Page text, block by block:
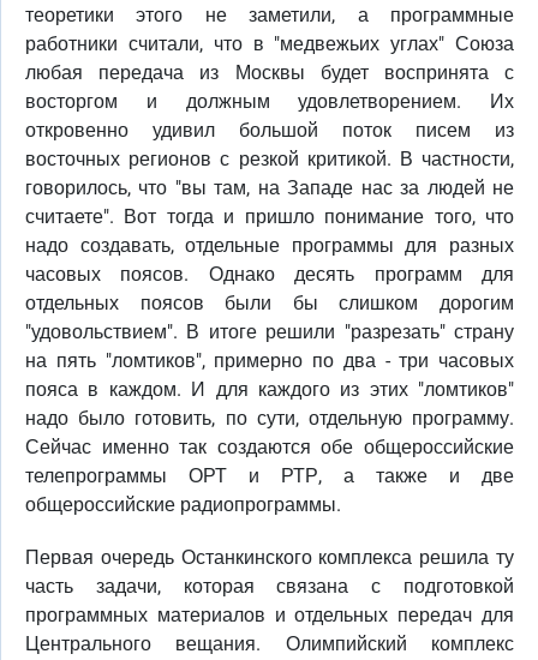
теоретики этого не заметили, а программные
работники считали, что в "медвежьих углах" Союза
любая передача из Москвы будет воспринята с
восторгом и должным удовлетворением. Их
откровенно удивил большой поток писем из
восточных регионов с резкой критикой. В частности,
говорилось, что "вы там, на Западе нас за людей не
считаете". Вот тогда и пришло понимание того, что
надо создавать, отдельные программы для разных
часовых поясов. Однако десять программ для
отдельных поясов были бы слишком дорогим
"удовольствием". В итоге решили "разрезать" страну
на пять "ломтиков", примерно по два - три часовых
пояса в каждом. И для каждого из этих "ломтиков"
надо было готовить, по сути, отдельную программу.
Сейчас именно так создаются обе общероссийские
телепрограммы ОРТ и РТР, а также и две
общероссийские радиопрограммы.
Первая очередь Останкинского комплекса решила ту
часть задачи, которая связана с подготовкой
программных материалов и отдельных передач для
Центрального вещания. Олимпийский комплекс